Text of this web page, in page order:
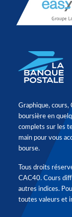
Graphique,
boursière en
complets sur les
main pour vous
bourse.
Tous droits
CAC40. Cours
autres indices.
toutes valeurs et